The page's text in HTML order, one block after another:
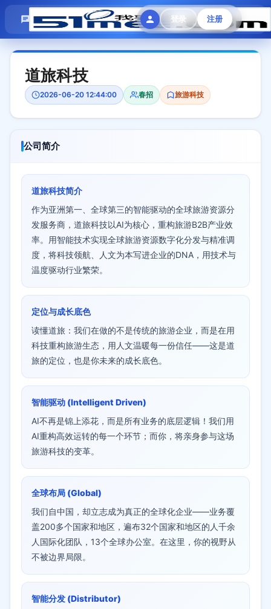
登录 注册
模拟面试 题目大全 招聘中心 会员专区
道旅科技
2026-06-20 12:44:00 春招 旅游科技
公司简介
道旅科技简介
作为亚洲第一、全球第三的智能驱动的全球旅游资源分
发服务商，道旅科技以AI为核心，重构旅游B2B产业效
率。用智能技术实现全球旅游资源数字化分发与精准调
度，将科技领航、人文为本写进企业的DNA，用技术与
温度驱动行业繁荣。
定位与成长底色
读懂道旅：我们在做的不是传统的旅游企业，而是在用
科技重构旅游生态，用人文温暖每一份信任——这是道
旅的定位，也是你未来的成长底色。
智能驱动 (Intelligent Driven)
AI不再是锦上添花，而是所有业务的底层逻辑！我们用
AI重构高效运转的每一个环节；而你，将亲身参与这场
旅游科技的变革。
全球布局 (Global)
我们自中国，却立志成为真正的全球化企业——业务覆
盖200多个国家和地区，遍布32个国家和地区的人千余
人国际化团队，13个全球办公室。在这里，你的视野从
不被边界局限。
智能分发 (Distributor)